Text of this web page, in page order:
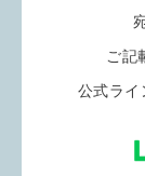
ご記
公式ライ